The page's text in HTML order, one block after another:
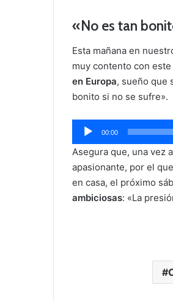
«No es tan
Esta mañana en
muy contento con
en Europa, sueño que
bonito si no se sufre».
Reproductor
de
audio
00:00
Asegura que, una vez
apasionante, por el
en casa, el próximo
ambiciosas: «La